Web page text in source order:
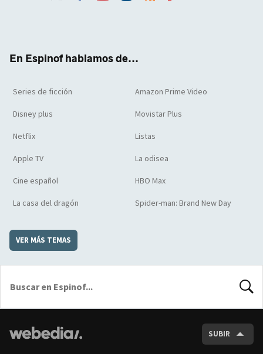
En Espinof hablamos de...
Series de ficción Amazon Prime Video
Disney plus Movistar Plus
Netflix Listas
Apple TV La odisea
Cine español HBO Max
La casa del dragón Spider-man: Brand New Day
VER MÁS TEMAS
SUBIR